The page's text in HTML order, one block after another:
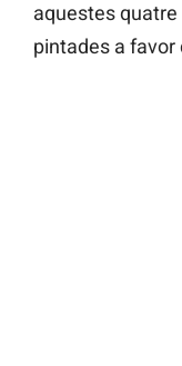
aquestes
pintades a favor